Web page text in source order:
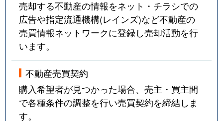
売却する不動産の情報をネット・チラシでの
広告や指定流通機構(レインズ)など不動産の
売買情報ネットワークに登録し売却活動を行
います。
不動産売買契約
購入希望者が見つかった場合、売主・買主間
で各種条件の調整を行い売買契約を締結しま
す。